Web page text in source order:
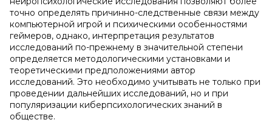
точно определять причинно-следственные связи между
компьютерной игрой и психическими особенностями
геймеров, однако, интерпретация результатов
исследований по-прежнему в значительной степени
определяется методологическими установками и
теоретическими предположениями автор
исследований. Это необходимо учитывать не только при
проведении дальнейших исследований, но и при
популяризации киберпсихологических знаний в
обществе.